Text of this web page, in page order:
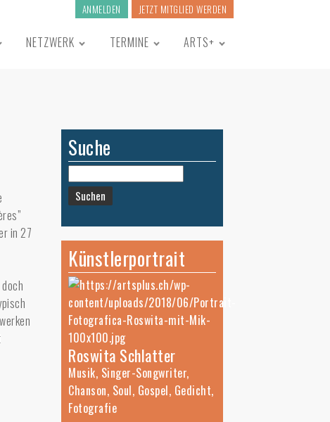
ANMELDEN JETZT MITGLIED WERDEN
NETZWERK TERMINE ARTS+
in 27
Suche
nach:
Künstlerportrait
Roswita Schlatter
Musik, Singer-Songwriter,
Chanson, Soul, Gospel, Gedicht,
Fotografie